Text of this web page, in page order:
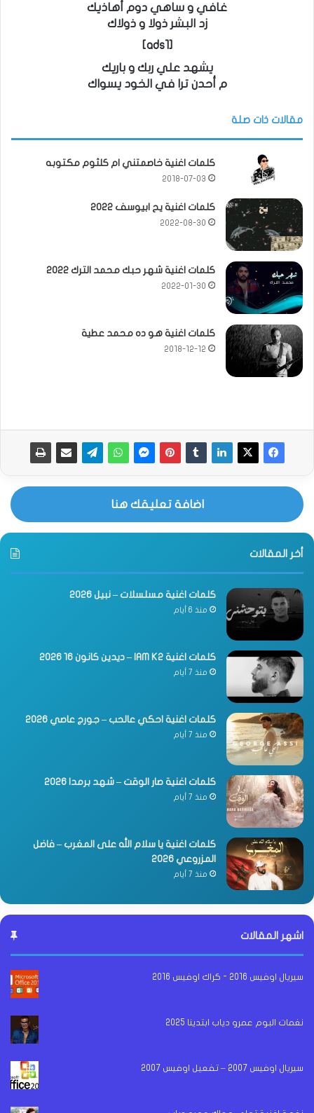
غافي و ساهي دوم أهاذيك
زد البشر ذولا و ذولاك
[ads1]
يشهد علي ربك و باريك
م أحدن ترا في الخود يسواك
مقالات ذات صلة
كلمات اغنية خاصمتني ام كلثوم مكتوبه
2018-07-03
كلمات اغنية يح ابيوسف 2022
2022-08-30
كلمات اغنية شهر حبك محمد الترك 2022
2022-01-30
كلمات اغنية هو ده محمد عطية
2018-12-12
اضافة تعليقك هنا
أخر المقالات
كلمات اغنية مسلسلات – نبيل 2026
منذ 6 أيام
كلمات اغنية IAM K2 – ديدين كانون 16 2026
منذ 7 أيام
كلمات اغنية احكي عالحب – جورج عاصي 2026
منذ 7 أيام
كلمات اغنية صار الوقت – شهد برمدا 2026
منذ 7 أيام
كلمات اغنية يا سلام الله على المغرب – فاضل
المزروعي 2026
منذ 7 أيام
اشهر المقالات
سيريال اوفيس 2016 - كراك اوفيس 2016
نغمات البوم عمرو دياب ابتدينا 2025
سيريال اوفيس 2007 – تفعيل اوفيس 2007